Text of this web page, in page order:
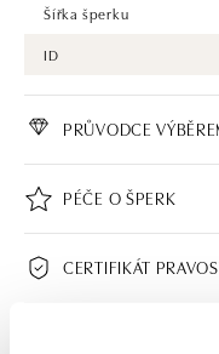
Šířka šperku
ID
PRŮVODCE
PÉČE O ŠPERK
CERTIFIKÁT